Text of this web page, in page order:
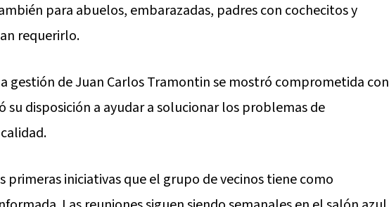
para abuelos, embarazadas, padres con cochecitos y
requerirlo.
gestión de Juan Carlos Tramontin se mostró comprometida con
disposición a ayudar a solucionar los problemas de
primeras iniciativas que el grupo de vecinos tiene como